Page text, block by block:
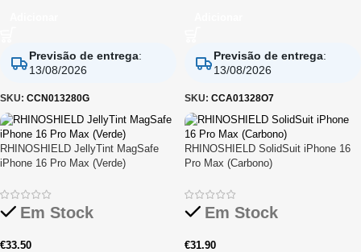
Previsão de entrega:
13/08/2026
SKU: CCN013280G
Previsão de entrega:
13/08/2026
SKU: CCA01328O7
RHINOSHIELD JellyTint MagSafe
iPhone 16 Pro Max (Verde)
Em Stock
€33.50
RHINOSHIELD SolidSuit iPhone 16
Pro Max (Carbono)
Em Stock
€31.90